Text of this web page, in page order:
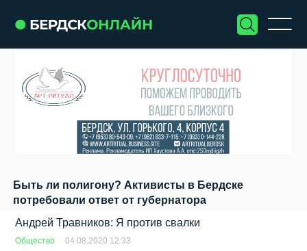
Быть ли полигону? Активисты в Бердске
потребовали ответ от губернатора
Андрей Травников: Я против свалки
Общество
04.08.2020 12:33